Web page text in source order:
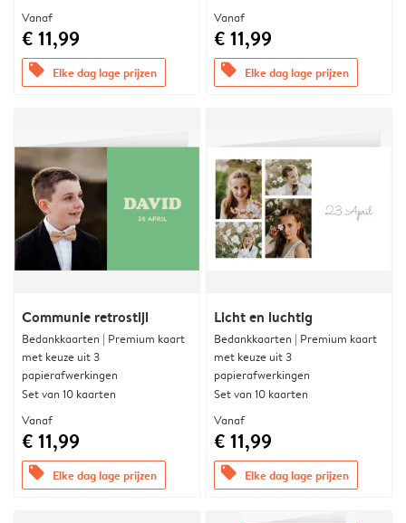
Vanaf
€ 11,99
offers Elke dag lage prijzen
Vanaf
€ 11,99
offers Elke dag lage prijzen
Communie retrostijl
Bedankkaarten | Premium kaart
met keuze uit 3
papierafwerkingen
Set van 10 kaarten
Vanaf
€ 11,99
offers Elke dag lage prijzen
Licht en luchtig
Bedankkaarten | Premium kaart
met keuze uit 3
papierafwerkingen
Set van 10 kaarten
Vanaf
€ 11,99
offers Elke dag lage prijzen